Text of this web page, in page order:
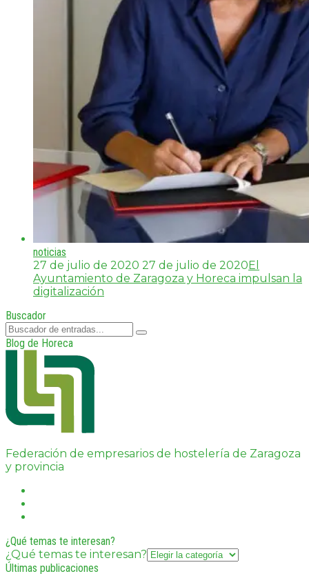
noticias
27 de julio de 2020 27 de julio de 2020 El
Ayuntamiento de Zaragoza y Horeca impulsan la
digitalización
Buscador
Blog de Horeca
Federación de empresarios de hostelería de Zaragoza
y provincia
¿Qué temas te interesan?
¿Qué temas te interesan?
Últimas publicaciones